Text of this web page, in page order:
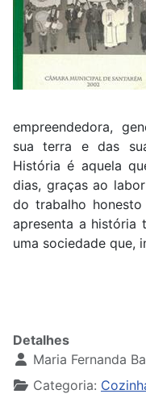
empreendedora,
sua terra e das
História é aquela
dias, graças ao
do trabalho
apresenta a história
uma sociedade que,
Detalhes
Maria Fernanda
Categoria: